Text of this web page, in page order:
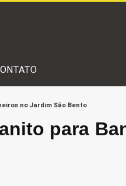
no Jardim São Bento
para